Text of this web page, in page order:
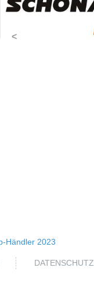
<
DATENSCHUTZ